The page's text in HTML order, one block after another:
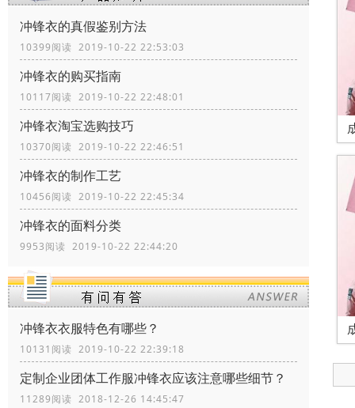
冲锋衣的真假鉴别方法
10399阅读 2019-10-22 22:53:03
冲锋衣的购买指南
10117阅读 2019-10-22 22:48:01
冲锋衣淘宝选购技巧
10370阅读 2019-10-22 22:46:51
冲锋衣的制作工艺
10456阅读 2019-10-22 22:45:34
冲锋衣的面料分类
9953阅读 2019-10-22 22:44:20
冲锋衣衣服特色有哪些？
10131阅读 2019-10-22 22:39:18
定制企业团体工作服冲锋衣应该注意哪些细节？
11289阅读 2018-12-26 14:45:47